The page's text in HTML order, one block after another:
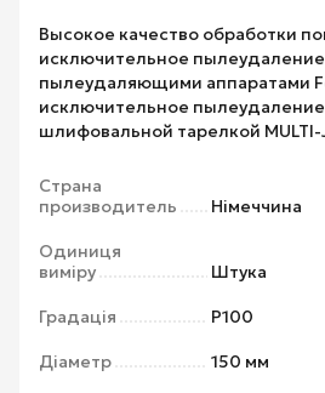
Высокое качество обработки
исключительное
пылеудаляющими аппаратами
исключительное
шлифовальной тарелкой MULTI-
Страна
производитель
Німеччина
Одиниця
виміру
Штука
Градація P100
Діаметр 150 мм